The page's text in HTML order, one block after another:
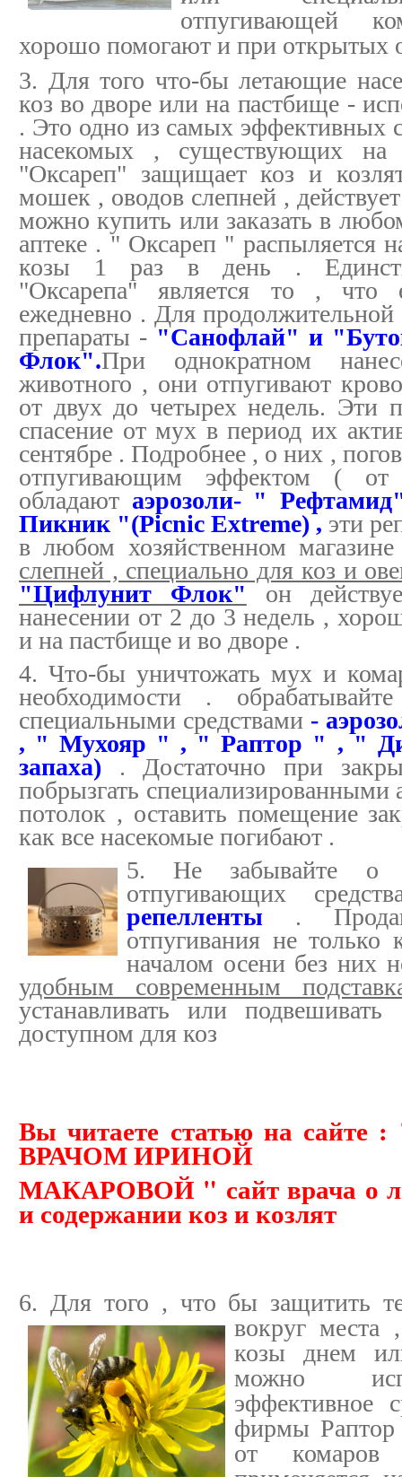
отпугивающей
хорошо помогают и при открытых
3. Для того что-бы летающие
коз во дворе или на пастбище -
. Это одно из самых эффективных
насекомых , существующих на
"Оксареп" защищает коз и
мошек , оводов слепней ,
можно купить или заказать в
аптеке . " Оксареп " распыляется
козы 1 раз в день .
"Оксарепа" является то , что
ежедневно . Для
препараты - "Санофлай" и
Флок".При однократном
животного , они отпугивают
от двух до четырех недель. Эти
спасение от мух в период их
сентябре . Подробнее , о них ,
отпугивающим эффектом (
обладают аэрозоли- "
Пикник "(Picnic Extreme) , эти
в любом хозяйственном
слепней , специально для коз и
"Цифлунит Флок" он
нанесении от 2 до 3 недель ,
и на пастбище и во дворе .
4. Что-бы уничтожать мух и
необходимости .
специальными средствами-
, " Мухояр " , " Раптор " , "
запаха) . Достаточно при
побрызгать специализированными
потолок , оставить помещение
как все насекомые погибают .
5. Не забывайте о
отпугивающих
репелленты .
отпугивания не
началом осени без них
удобным современным
устанавливать или
доступном для коз
Вы читаете статью на сайте :
ВРАЧОМ ИРИНОЙ
МАКАРОВОЙ " сайт врача о
и содержании коз и козлят
6. Для того , что бы защитить
вокруг места
козы днем
можно
эффективное
фирмы Раптор
от